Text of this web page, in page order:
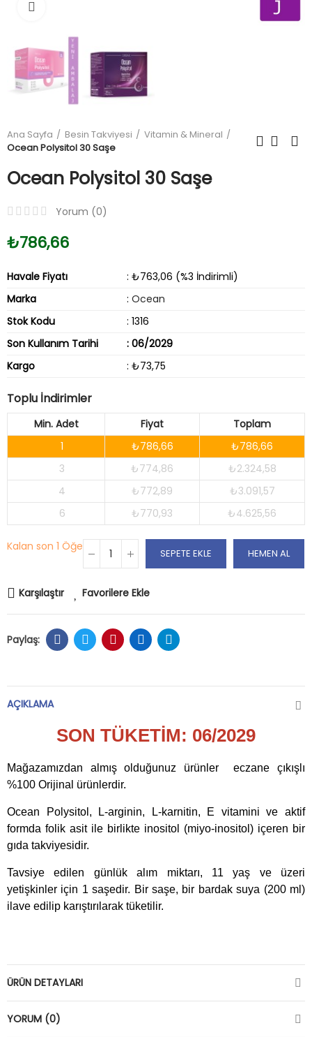
Ana Sayfa Besin Takviyesi
Vitamin & Mineral
Ocean Polysitol 30 Saşe
Ocean Polysitol 30 Saşe
Yorum (0)
₺786,66
Havale Fiyatı
: ₺763,06 (%3 İndirimli)
Marka
: Ocean
Stok Kodu
: 1316
Son Kullanım Tarihi
: 06/2029
Kargo
: ₺73,75
Toplu İndirimler
Min. Adet Fiyat
Toplam
1
₺786,66
₺786,66
3
₺774,86
₺2.324,58
4
₺772,89
₺3.091,57
6
₺770,93 ₺4.625,56
Kalan son 1 Öğe
SEPETE EKLE HEMEN AL
Karşılaştır Favorilere Ekle
AÇIKLAMA
SON TÜKETİM: 06/2029
Mağazamızdan almış olduğunuz ürünler eczane çıkışlı
%100 Orijinal ürünlerdir.
Ocean Polysitol, L-arginin, L-karnitin, E vitamini ve aktif
formda folik asit ile birlikte inositol (miyo-inositol) içeren bir
gıda takviyesidir.
Tavsiye edilen günlük alım miktarı, 11 yaş ve üzeri
yetişkinler için 1 saşedir. Bir saşe, bir bardak suya (200 ml)
ilave edilip karıştırılarak tüketilir.
ÜRÜN DETAYLARI
YORUM (0)